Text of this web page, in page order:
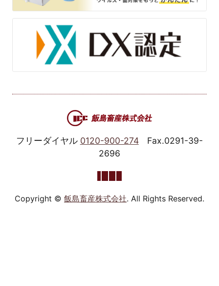
フリーダイヤル 0120-900-274
Fax.0291-39-
2696
Copyright © 飯島畜産株式会社. All Rights Reserved.